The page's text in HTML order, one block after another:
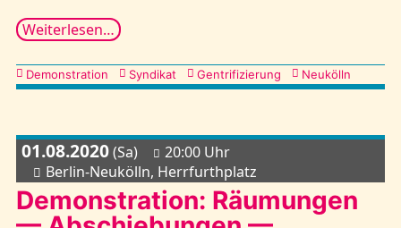
Weiterlesen…
Kategorien
Demonstration Syndikat Gentrifizierung Neukölln
01.08.2020(Sa)
20:00 Uhr
Berlin-Neukölln, Herrfurthplatz
Demonstration: Räumungen